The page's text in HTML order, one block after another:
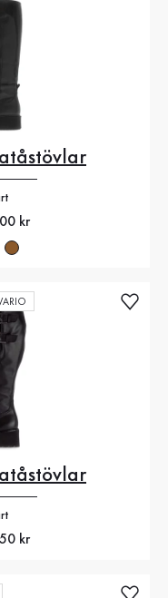
pris
kr
VARIO
pris
kr